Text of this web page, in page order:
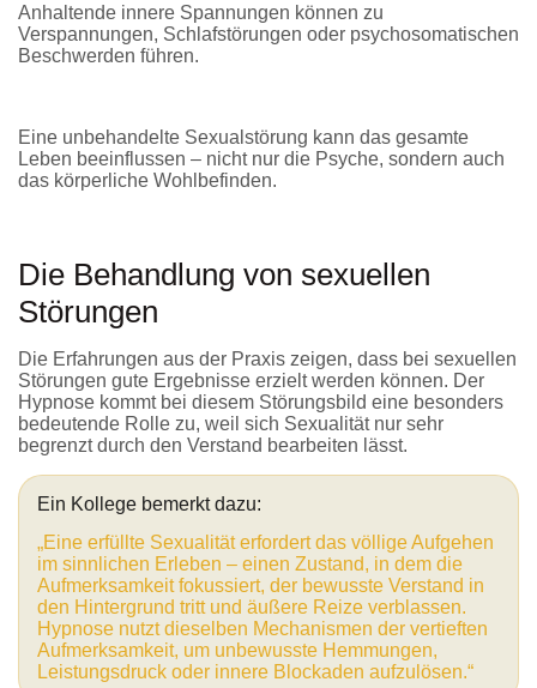
Anhaltende innere Spannungen können zu
Verspannungen, Schlafstörungen oder psychosomatischen
Beschwerden führen.
Eine unbehandelte Sexualstörung kann das gesamte
Leben beeinflussen – nicht nur die Psyche, sondern auch
das körperliche Wohlbefinden.
Die Behandlung von sexuellen
Störungen
Die Erfahrungen aus der Praxis zeigen, dass bei sexuellen
Störungen gute Ergebnisse erzielt werden können. Der
Hypnose kommt bei diesem Störungsbild eine besonders
bedeutende Rolle zu, weil sich Sexualität nur sehr
begrenzt durch den Verstand bearbeiten lässt.
Ein Kollege bemerkt dazu:
„Eine erfüllte Sexualität erfordert das völlige Aufgehen
im sinnlichen Erleben – einen Zustand, in dem die
Aufmerksamkeit fokussiert, der bewusste Verstand in
den Hintergrund tritt und äußere Reize verblassen.
Hypnose nutzt dieselben Mechanismen der vertieften
Aufmerksamkeit, um unbewusste Hemmungen,
Leistungsdruck oder innere Blockaden aufzulösen.“